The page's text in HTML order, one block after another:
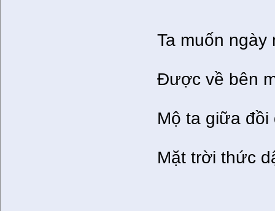
Ta muốn ngày
Được về bên
Mộ ta giữa đồi
Mặt trời thức